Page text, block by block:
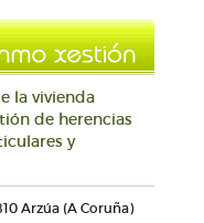
la vivienda
de herencias
y
Arzúa (A Coruña)